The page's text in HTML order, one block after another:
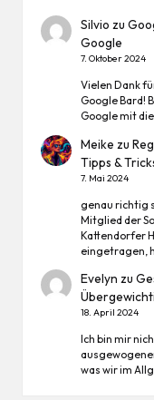
Silvio zu
Google
7. Oktober 2024
Vielen Dank
Google Bard!
Google mit
Meike zu
Tipps &
7. Mai 2024
genau richtig
Mitglied der
Kattendorfer
eingetragen,
Evelyn zu
18. April 2024
Ich bin mir
was wir im